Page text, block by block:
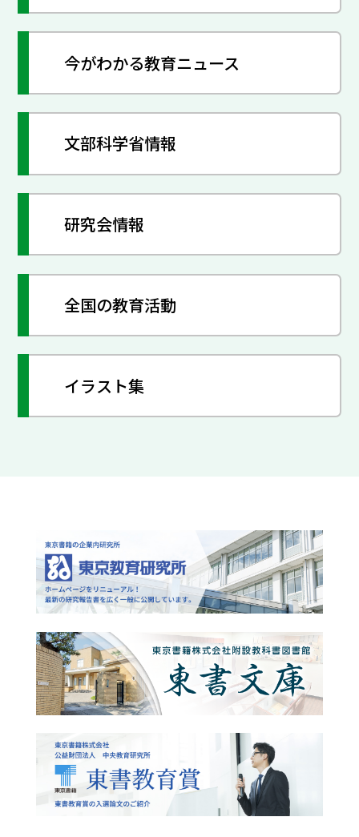
今がわかる教育ニュース
文部科学省情報
研究会情報
全国の教育活動
イラスト集